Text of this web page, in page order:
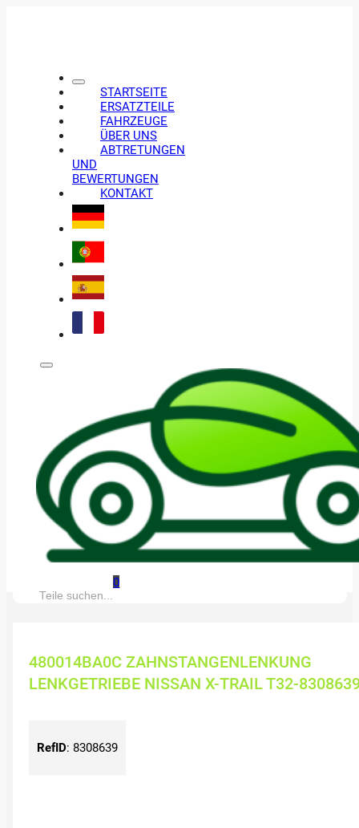
STARTSEITE
ERSATZTEILE
FAHRZEUGE
ÜBER UNS
ABTRETUNGEN
UND
BEWERTUNGEN
KONTAKT
0
Suche:
480014BA0C ZAHNSTANGENLENKUNG
LENKGETRIEBE NISSAN X-TRAIL T32-
RefID: 8308639